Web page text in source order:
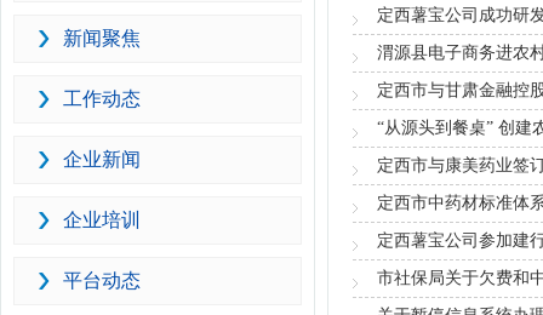
新闻聚焦
工作动态
企业新闻
企业培训
平台动态
定西薯宝公司成功研
渭源县电子商务进农
定西市与甘肃金融控
“从源头到餐桌” 创建
定西市与康美药业签
定西市中药材标准体
定西薯宝公司参加建
市社保局关于欠费和